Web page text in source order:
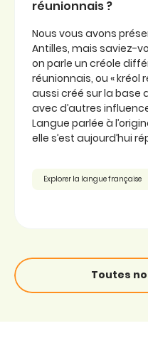
réunionnais ?
Nous vous avons
Antilles, mais saviez-
on parle un créole
réunionnais, ou « kréol
aussi créé sur la base
avec d’autres
Langue parlée à
elle s’est aujourd’hui
Explorer la langue française
Toutes